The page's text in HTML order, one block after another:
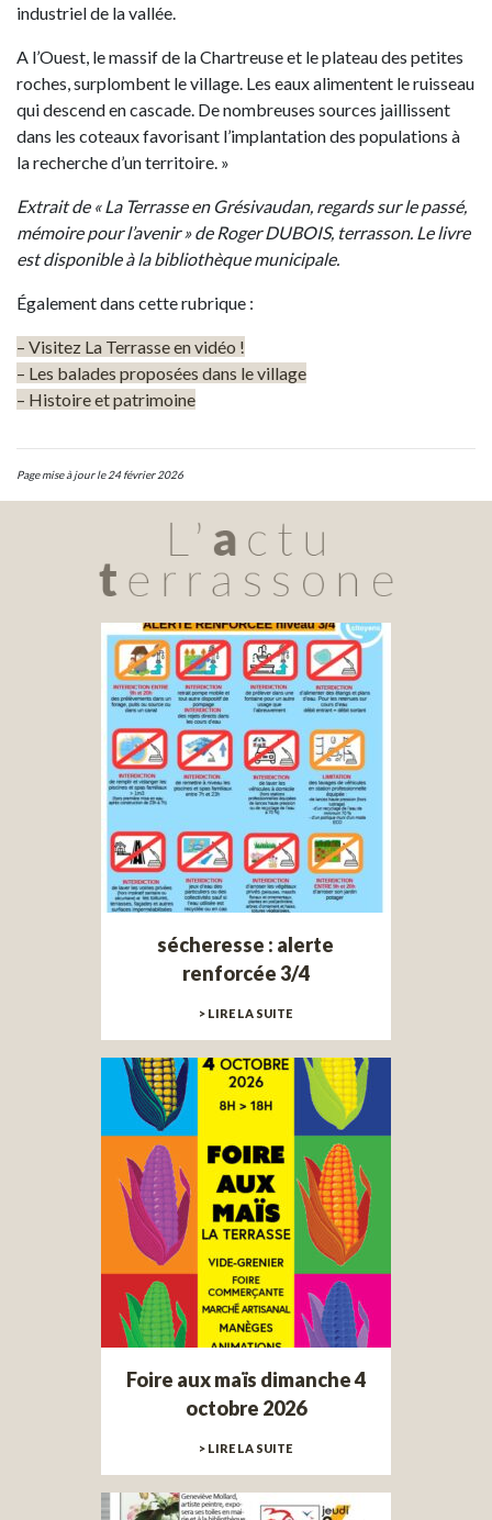
industriel de la vallée.
A l’Ouest, le massif de la Chartreuse et le plateau des petites
roches, surplombent le village. Les eaux alimentent le ruisseau
qui descend en cascade. De nombreuses sources jaillissent
dans les coteaux favorisant l’implantation des populations à
la recherche d’un territoire. »
Extrait de « La Terrasse en Grésivaudan, regards sur le passé,
mémoire pour l’avenir » de Roger DUBOIS, terrasson. Le livre
est disponible à la bibliothèque municipale.
Également dans cette rubrique :
– Visitez La Terrasse en vidéo !
– Les balades proposées dans le village
– Histoire et patrimoine
Page mise à jour le 24 février 2026
sécheresse : alerte
renforcée 3/4
> LIRE LA SUITE
Foire aux maïs dimanche 4
octobre 2026
> LIRE LA SUITE